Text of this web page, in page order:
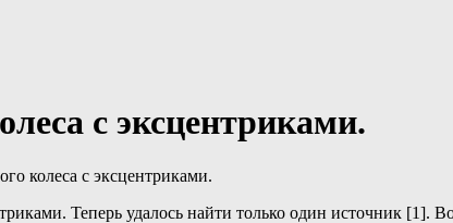
с эксцентриками.
колеса с эксцентриками.
Теперь удалось найти только один источник [1].